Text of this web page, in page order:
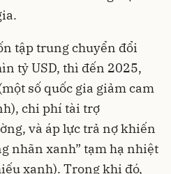
tập trung chuyển đổi
tỷ USD, thì đến 2025,
số quốc gia giảm cam
chi phí tài trợ
và áp lực trả nợ khiến
nhãn xanh” tạm hạ nhiệt
xanh). Trong khi đó,